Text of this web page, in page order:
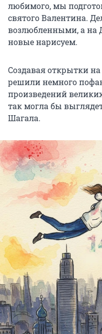
любимого, мы
святого Валентина.
возлюбленными, а на
новые нарисуем.
Создавая открытки
решили немного
произведений
так могла бы
Шагала.